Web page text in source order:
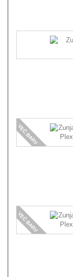
VEČ BARV
VEČ BARV